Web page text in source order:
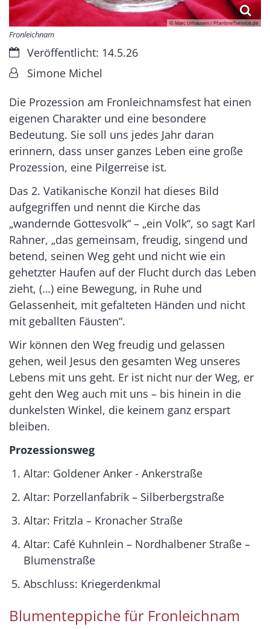
© Marc Urhausen / Pfarrbriefservice.de
Fronleichnam
Datum:Veröffentlicht: 14.5.26
Von:Simone Michel
Die Prozession am Fronleichnamsfest hat einen
eigenen Charakter und eine besondere
Bedeutung. Sie soll uns jedes Jahr daran
erinnern, dass unser ganzes Leben eine große
Prozession, eine Pilgerreise ist.
Das 2. Vatikanische Konzil hat dieses Bild
aufgegriffen und nennt die Kirche das
„wandernde Gottesvolk“ – „ein Volk“, so sagt Karl
Rahner, „das gemeinsam, freudig, singend und
betend, seinen Weg geht und nicht wie ein
gehetzter Haufen auf der Flucht durch das Leben
zieht, (…) eine Bewegung, in Ruhe und
Gelassenheit, mit gefalteten Händen und nicht
mit geballten Fäusten“.
Wir können den Weg freudig und gelassen
gehen, weil Jesus den gesamten Weg unseres
Lebens mit uns geht. Er ist nicht nur der Weg, er
geht den Weg auch mit uns – bis hinein in die
dunkelsten Winkel, die keinem ganz erspart
bleiben.
Prozessionsweg
Altar: Goldener Anker - Ankerstraße
Altar: Porzellanfabrik – Silberbergstraße
Altar: Fritzla – Kronacher Straße
Altar: Café Kuhnlein – Nordhalbener Straße –
Blumenstraße
Abschluss: Kriegerdenkmal
Blumenteppiche für Fronleichnam